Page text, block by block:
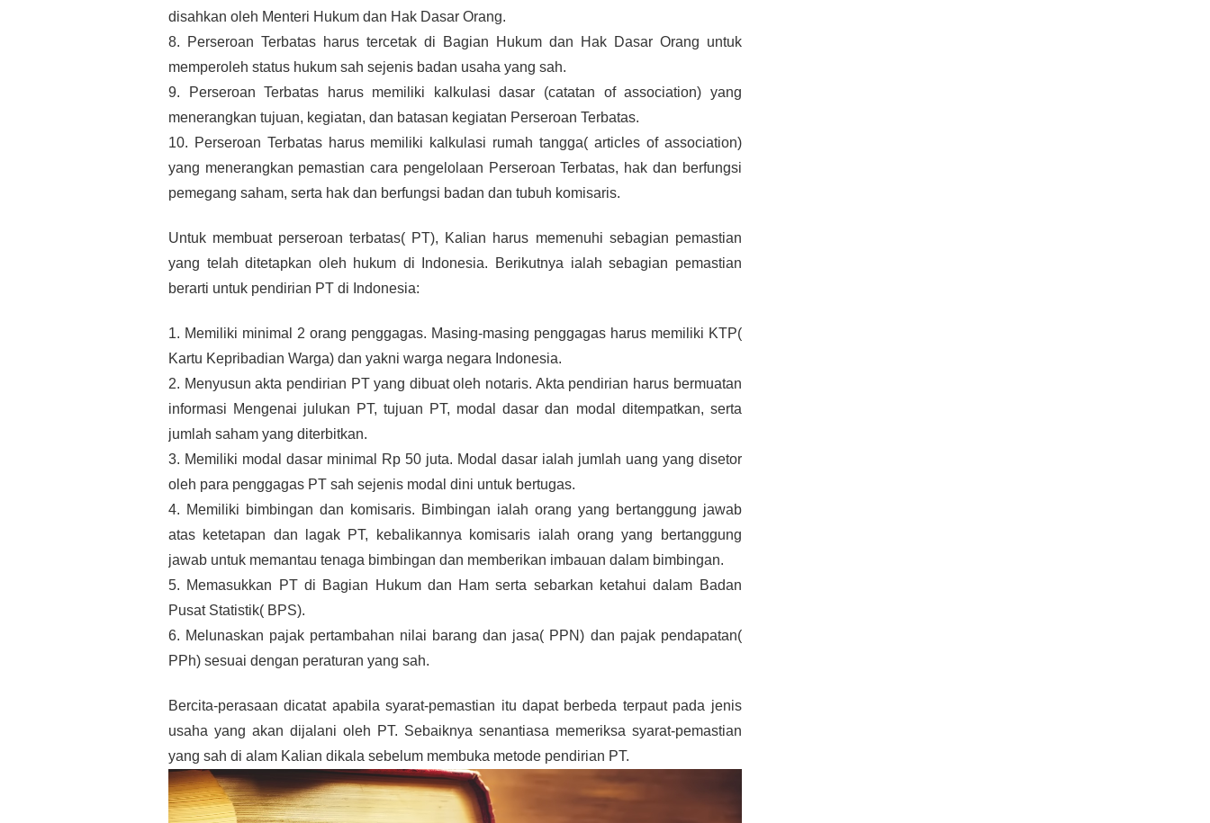
disahkan oleh Menteri Hukum dan Hak Dasar Orang.
8. Perseroan Terbatas harus tercetak di Bagian Hukum dan Hak Dasar Orang untuk
memperoleh status hukum sah sejenis badan usaha yang sah.
9. Perseroan Terbatas harus memiliki kalkulasi dasar (catatan of association) yang
menerangkan tujuan, kegiatan, dan batasan kegiatan Perseroan Terbatas.
10. Perseroan Terbatas harus memiliki kalkulasi rumah tangga( articles of association)
yang menerangkan pemastian cara pengelolaan Perseroan Terbatas, hak dan berfungsi
pemegang saham, serta hak dan berfungsi badan dan tubuh komisaris.
Untuk membuat perseroan terbatas( PT), Kalian harus memenuhi sebagian pemastian
yang telah ditetapkan oleh hukum di Indonesia. Berikutnya ialah sebagian pemastian
berarti untuk pendirian PT di Indonesia:
1. Memiliki minimal 2 orang penggagas. Masing-masing penggagas harus memiliki KTP(
Kartu Kepribadian Warga) dan yakni warga negara Indonesia.
2. Menyusun akta pendirian PT yang dibuat oleh notaris. Akta pendirian harus bermuatan
informasi Mengenai julukan PT, tujuan PT, modal dasar dan modal ditempatkan, serta
jumlah saham yang diterbitkan.
3. Memiliki modal dasar minimal Rp 50 juta. Modal dasar ialah jumlah uang yang disetor
oleh para penggagas PT sah sejenis modal dini untuk bertugas.
4. Memiliki bimbingan dan komisaris. Bimbingan ialah orang yang bertanggung jawab
atas ketetapan dan lagak PT, kebalikannya komisaris ialah orang yang bertanggung
jawab untuk memantau tenaga bimbingan dan memberikan imbauan dalam bimbingan.
5. Memasukkan PT di Bagian Hukum dan Ham serta sebarkan ketahui dalam Badan
Pusat Statistik( BPS).
6. Melunaskan pajak pertambahan nilai barang dan jasa( PPN) dan pajak pendapatan(
PPh) sesuai dengan peraturan yang sah.
Bercita-perasaan dicatat apabila syarat-pemastian itu dapat berbeda terpaut pada jenis
usaha yang akan dijalani oleh PT. Sebaiknya senantiasa memeriksa syarat-pemastian
yang sah di alam Kalian dikala sebelum membuka metode pendirian PT.